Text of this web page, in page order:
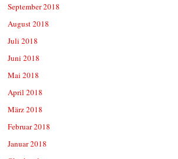
September 2018
August 2018
Juli 2018
Juni 2018
Mai 2018
April 2018
März 2018
Februar 2018
Januar 2018